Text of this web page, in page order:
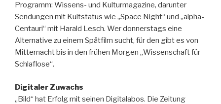
Programm: Wissens- und Kulturmagazine, darunter
Sendungen mit Kultstatus wie „Space Night“ und „alpha-
Centauri“ mit Harald Lesch. Wer donnerstags eine
Alternative zu einem Spätfilm sucht, für den gibt es von
Mitternacht bis in den frühen Morgen „Wissenschaft für
Schlaf­lose“.
Digitaler Zuwachs
„Bild“ hat Erfolg mit seinen Digitalabos. Die Zeitung